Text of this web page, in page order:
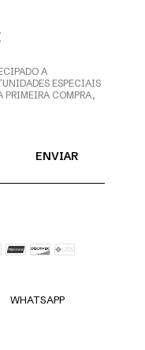
A
ESPECIAIS
PRIMEIRA COMPRA,
WHATSAPP